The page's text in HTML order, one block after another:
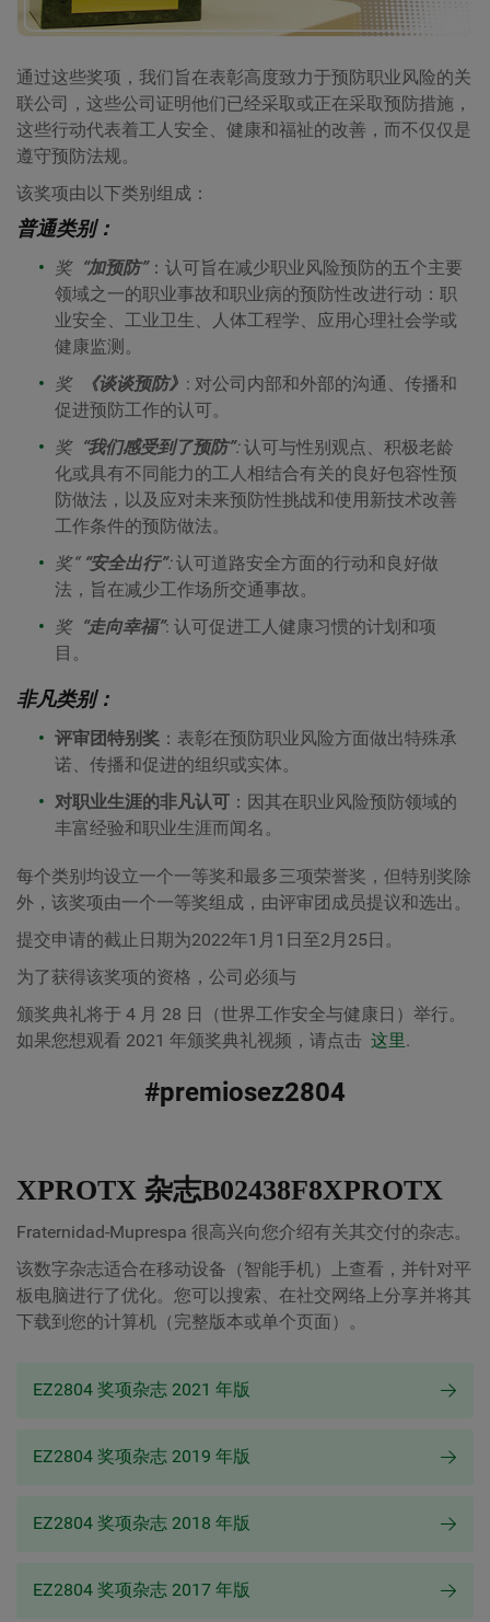
通过这些奖项，我们旨在表彰高度致力于预防职业风险的关
联公司，这些公司证明他们已经采取或正在采取预防措施，
这些行动代表着工人安全、健康和福祉的改善，而不仅仅是
遵守预防法规。
该奖项由以下类别组成：
普通类别：
奖 “加预防”：认可旨在减少职业风险预防的五个主要
领域之一的职业事故和职业病的预防性改进行动：职
业安全、工业卫生、人体工程学、应用心理社会学或
健康监测。
奖
《谈谈预防》 : 对公司内部和外部的沟通、传播和
促进预防工作的认可。
奖 “我们感受到了预防”: 认可与性别观点、积极老龄
化或具有不同能力的工人相结合有关的良好包容性预
防做法，以及应对未来预防性挑战和使用新技术改善
工作条件的预防做法。
奖“ “安全出行”: 认可道路安全方面的行动和良好做
法，旨在减少工作场所交通事故。
奖 “走向幸福”: 认可促进工人健康习惯的计划和项
目。
非凡类别：
评审团特别奖 ：表彰在预防职业风险方面做出特殊承
诺、传播和促进的组织或实体。
对职业生涯的非凡认可 ：因其在职业风险预防领域的
丰富经验和职业生涯而闻名。
每个类别均设立一个一等奖和最多三项荣誉奖，但特别奖除
外，该奖项由一个一等奖组成，由评审团成员提议和选出。
提交申请的截止日期为2022年1月1日至2月25日。
为了获得该奖项的资格，公司必须与
颁奖典礼将于 4 月 28 日（世界工作安全与健康日）举行。
如果您想观看 2021 年颁奖典礼视频，请点击 这里.
#premiosez2804
XPROTX 杂志B02438F8XPROTX
Fraternidad-Muprespa 很高兴向您介绍有关其交付的杂志。
该数字杂志适合在移动设备（智能手机）上查看，并针对平
板电脑进行了优化。您可以搜索、在社交网络上分享并将其
下载到您的计算机（完整版本或单个页面）。
EZ2804 奖项杂志 2021 年版
EZ2804 奖项杂志 2019 年版
EZ2804 奖项杂志 2018 年版
EZ2804 奖项杂志 2017 年版